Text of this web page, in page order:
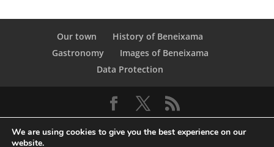
Our town
History of Beneixama
Gastronomy
Images of Beneixama
Data Protection
We are using cookies to give you the best experience on our
website.